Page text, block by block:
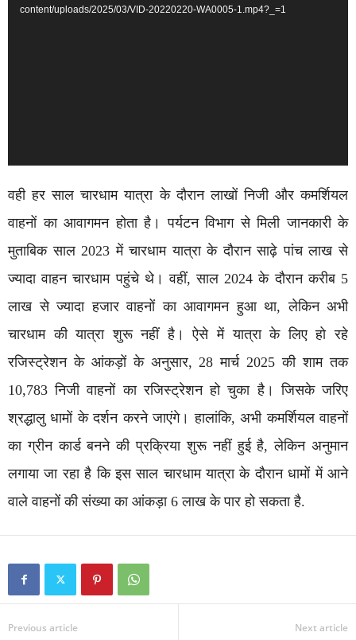
content/uploads/2025/03/VID-20220220-WA0005-1.mp4?_=1
वही हर साल चारधाम यात्रा के दौरान लाखों निजी और कमर्शियल
वाहनों का आवागमन होता है। पर्यटन विभाग से मिली जानकारी के
मुताबिक साल 2023 में चारधाम यात्रा के दौरान साढ़े पांच लाख से
ज्यादा वाहन चारधाम पहुंचे थे। वहीं, साल 2024 के दौरान करीब 5
लाख से ज्यादा हजार वाहनों का आवागमन हुआ था, लेकिन अभी
चारधाम की यात्रा शुरू नहीं है। ऐसे में यात्रा के लिए हो रहे
रजिस्ट्रेशन के आंकड़ों के अनुसार, 28 मार्च 2025 की शाम तक
10,783 निजी वाहनों का रजिस्ट्रेशन हो चुका है। जिसके जरिए
श्रद्धालु धामों के दर्शन करने जाएंगे। हालांकि, अभी कमर्शियल वाहनों
का ग्रीन कार्ड बनने की प्रक्रिया शुरू नहीं हुई है, लेकिन अनुमान
लगाया जा रहा है कि इस साल चारधाम यात्रा के दौरान धामों में आने
वाले वाहनों की संख्या का आंकड़ा 6 लाख के पार हो सकता है.
Previous article Next article